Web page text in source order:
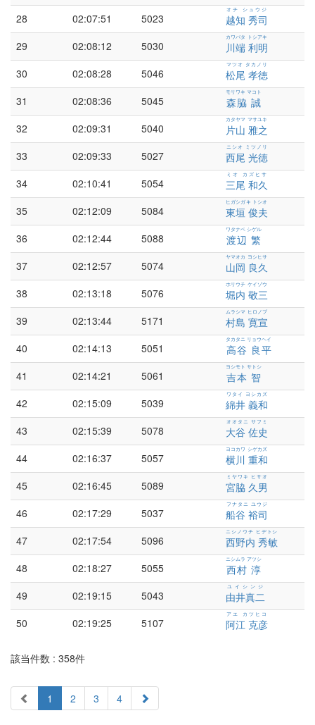
28 02:07:51 5023 越知 秀司
オチ シュウジ
29 02:08:12 5030 川端 利明
カワバタ トシアキ
30 02:08:28 5046 松尾 孝徳
マツオ タカノリ
31 02:08:36 5045 森脇 誠
モリワキ マコト
32 02:09:31 5040 片山 雅之
カタヤマ マサユキ
33 02:09:33 5027 西尾 光徳
ニシオ ミツノリ
34 02:10:41 5054 三尾 和久
ミオ カズヒサ
35 02:12:09 5084 東垣 俊夫
ヒガシガキ トシオ
36 02:12:44 5088 渡辺 繁
ワタナベ シゲル
37 02:12:57 5074 山岡 良久
ヤマオカ ヨシヒサ
38 02:13:18 5076 堀内 敬三
ホリウチ ケイゾウ
39 02:13:44 5171 村島 寛宣
ムラシマ ヒロノブ
40 02:14:13 5051 高谷 良平
タカタニ リョウヘイ
41 02:14:21 5061 吉本 智
ヨシモト サトシ
42 02:15:09 5039 綿井 義和
ワタイ ヨシカズ
43 02:15:39 5078 大谷 佐史
オオタニ サフミ
44 02:16:37 5057 横川 重和
ヨコカワ シゲカズ
45 02:16:45 5089 宮脇 久男
ミヤワキ ヒサオ
46 02:17:29 5037 船谷 裕司
フナタニ ユウジ
47 02:17:54 5096 西野内 秀敏
ニシノウチ ヒデトシ
48 02:18:27 5055 西村 淳
ニシムラ アツシ
49 02:19:15 5043 由井真二
ユイシンジ
50 02:19:25 5107 阿江 克彦
アエ カツヒコ
該当件数 : 358件
1 (current)
2 3 4